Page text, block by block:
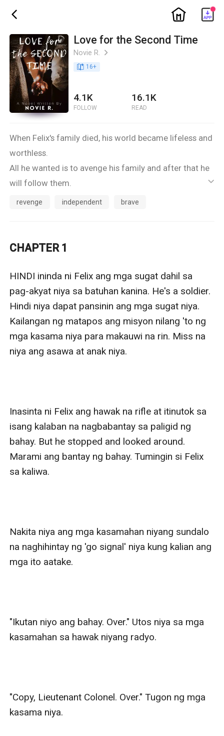
ic_back ic_home
Love for the Second Time
Novie R. ic_arrow_right
book_age 16+
4.1K
FOLLOW
16.1K
READ
When Felix's family died, his world became lifeless and
worthless.
All he wanted is to avenge his family and after that he
will follow them.
But everything change when he met Rheenabelle
A smile appeared on his lips again.
Hindi niya alam kung ano ang mayroon sa dalaga at
bigla niyang ginusto ang magkaroon ng panibagong
buhay at kalimutan ang nakaraan.
Felix can't help but to ask himself, is there really a love
for the second time?
ic_default
revenge independent brave
CHAPTER 1
HINDI ininda ni Felix ang mga sugat dahil sa
pag-akyat niya sa batuhan kanina. He's a soldier.
Hindi niya dapat pansinin ang mga sugat niya.
Kailangan ng matapos ang misyon nilang 'to ng
mga kasama niya para makauwi na rin. Miss na
niya ang asawa at anak niya.
Inasinta ni Felix ang hawak na rifle at itinutok sa
isang kalaban na nagbabantay sa paligid ng
bahay. But he stopped and looked around.
Marami ang bantay ng bahay. Tumingin si Felix
sa kaliwa.
Nakita niya ang mga kasamahan niyang sundalo
na naghihintay ng 'go signal' niya kung kalian ang
mga ito aatake.
"Ikutan niyo ang bahay. Over." Utos niya sa mga
kasamahan sa hawak niyang radyo.
"Copy, Lieutenant Colonel. Over." Tugon ng mga
kasama niya.